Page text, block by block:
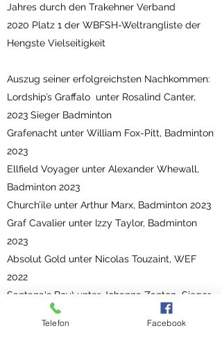
Jahres durch den Trakehner Verband
2020 Platz 1 der WBFSH-Weltrangliste der
Hengste Vielseitigkeit
Auszug seiner erfolgreichsten Nachkommen:
Lordship’s Graffalo unter Rosalind Canter,
2023 Sieger Badminton
Grafenacht unter William Fox-Pitt, Badminton
2023
Ellfield Voyager unter Alexander Whewall,
Badminton 2023
Church’ile unter Arthur Marx, Badminton 2023
Graf Cavalier unter Izzy Taylor, Badminton
2023
Absolut Gold unter Nicolas Touzaint, WEF
2022
Santana's Boy) unter Johanna Zantop, Sieger
Junioren-Europameisterschaft der
Telefon Facebook